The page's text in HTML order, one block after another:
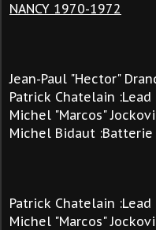
NANCY 1970-1972
Jean-Paul "Hector"
Patrick Chatelain :Lead
Michel "Marcos"
Michel Bidaut :Batterie
Patrick Chatelain :Lead
Michel "Marcos"